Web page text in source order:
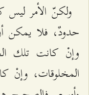
ولكنّ الأمر
حدودٌ، فلا يمكن
وإنْ كانت تلك
المخلوقات، وإنْ